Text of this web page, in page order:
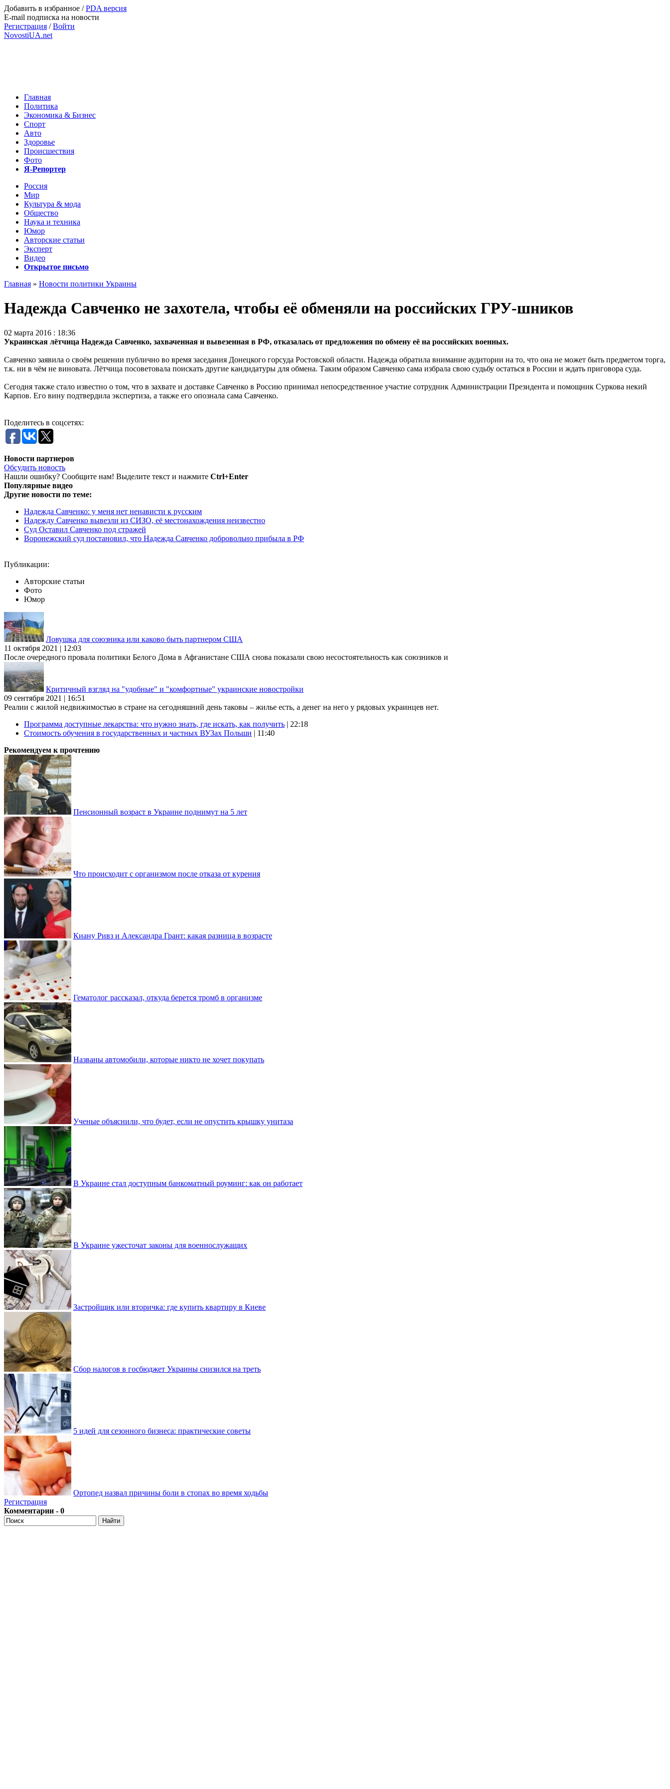
Добавить в избранное /PDA версия
E-mail подписка на новости
Регистрация /Войти
NovostiUA.net
Главная
Политика
Экономика & Бизнес
Спорт
Авто
Здоровье
Происшествия
Фото
Я-Репортер
Россия
Мир
Культура & мода
Общество
Наука и техника
Юмор
Авторские статьи
Эксперт
Видео
Открытое письмо
Главная » Новости политики Украины
Надежда Савченко не захотела, чтобы её обменяли на российских ГРУ-шников
02 марта 2016 : 18:36
Украинская лётчица Надежда Савченко, захваченная и вывезенная в РФ, отказалась от предложения по обмену её на российских военных.
Савченко заявила о своём решении публично во время заседания Донецкого горсуда Ростовской области. Надежда обратила внимание аудитории на то, что она не может быть предметом торга,
т.к. ни в чём не виновата. Лётчица посоветовала поискать другие кандидатуры для обмена. Таким образом Савченко сама избрала свою судьбу остаться в России и ждать приговора суда.
Сегодня также стало известно о том, что в захвате и доставке Савченко в Россию принимал непосредственное участие сотрудник Администрации Президента и помощник Суркова некий
Карпов. Его вину подтвердила экспертиза, а также его опознала сама Савченко.
Поделитесь в соцсетях:
Новости партнеров
Обсудить новость
Нашли ошибку? Сообщите нам! Выделите текст и нажмите Ctrl+Enter
Популярные видео
Другие новости по теме:
Надежда Савченко: у меня нет ненависти к русским
Надежду Савченко вывезли из СИЗО, её местонахождения неизвестно
Суд Оставил Савченко под стражей
Воронежский суд постановил, что Надежда Савченко добровольно прибыла в РФ
Публикации:
Авторские статьи
Фото
Юмор
Ловушка для союзника или каково быть партнером США
11 октября 2021 | 12:03
После очередного провала политики Белого Дома в Афганистане США снова показали свою несостоятельность как союзников и
Критичный взгляд на "удобные" и "комфортные" украинские новостройки
09 сентября 2021 | 16:51
Реалии с жилой недвижимостью в стране на сегодняшний день таковы – жилье есть, а денег на него у рядовых украинцев нет.
Программа доступные лекарства: что нужно знать, где искать, как получить | 22:18
Стоимость обучения в государственных и частных ВУЗах Польши | 11:40
Рекомендуем к прочтению
Пенсионный возраст в Украине поднимут на 5 лет
Что происходит с организмом после отказа от курения
Киану Ривз и Александра Грант: какая разница в возрасте
Гематолог рассказал, откуда берется тромб в организме
Названы автомобили, которые никто не хочет покупать
Ученые объяснили, что будет, если не опустить крышку унитаза
В Украине стал доступным банкоматный роуминг: как он работает
В Украине ужесточат законы для военнослужащих
Застройщик или вторичка: где купить квартиру в Киеве
Сбор налогов в госбюджет Украины снизился на треть
5 идей для сезонного бизнеса: практические советы
Ортопед назвал причины боли в стопах во время ходьбы
Регистрация
Комментарии - 0